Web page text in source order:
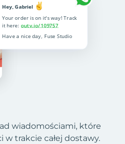
wiadomościami, które
trakcie całej dostawy.